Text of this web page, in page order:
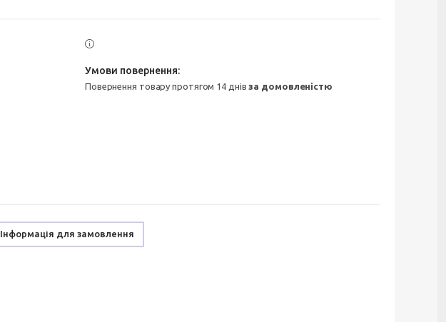
повернення товару протягом 14 днівза домовленістю
Інформація для замовлення